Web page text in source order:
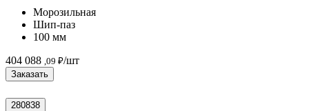
Морозильная
Шип-паз
100 мм
404 088 ,09 ₽/шт
Заказать
280838